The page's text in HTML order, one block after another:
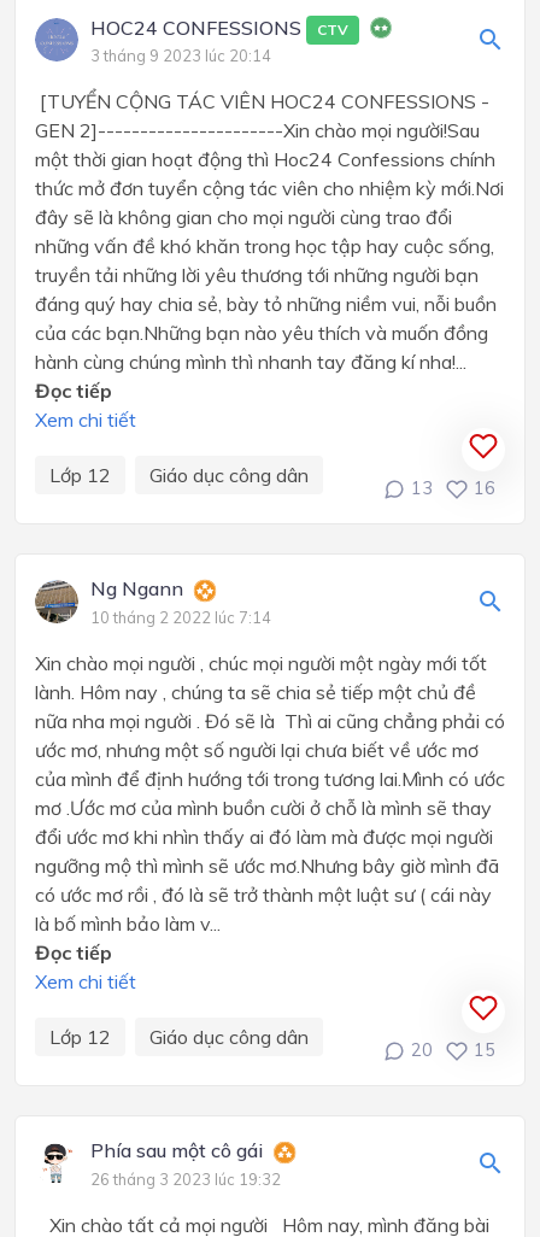
HOC24 CONFESSIONS CTV
3 tháng 9 2023 lúc 20:14
[TUYỂN CỘNG TÁC VIÊN HOC24 CONFESSIONS -
GEN 2]----------------------Xin chào mọi người!Sau
một thời gian hoạt động thì Hoc24 Confessions chính
thức mở đơn tuyển cộng tác viên cho nhiệm kỳ mới.Nơi
đây sẽ là không gian cho mọi người cùng trao đổi
những vấn đề khó khăn trong học tập hay cuộc sống,
truyền tải những lời yêu thương tới những người bạn
đáng quý hay chia sẻ, bày tỏ những niềm vui, nỗi buồn
của các bạn.Những bạn nào yêu thích và muốn đồng
hành cùng chúng mình thì nhanh tay đăng kí nha!...
Đọc tiếp
Xem chi tiết
Lớp 12 Giáo dục công dân
13 16
Ng Ngann
10 tháng 2 2022 lúc 7:14
Xin chào mọi người , chúc mọi người một ngày mới tốt
lành. Hôm nay , chúng ta sẽ chia sẻ tiếp một chủ đề
nữa nha mọi người . Đó sẽ là Thì ai cũng chẳng phải có
ước mơ, nhưng một số người lại chưa biết về ước mơ
của mình để định hướng tới trong tương lai.Mình có ước
mơ .Ước mơ của mình buồn cười ở chỗ là mình sẽ thay
đổi ước mơ khi nhìn thấy ai đó làm mà được mọi người
ngưỡng mộ thì mình sẽ ước mơ.Nhưng bây giờ mình đã
có ước mơ rồi , đó là sẽ trở thành một luật sư ( cái này
là bố mình bảo làm v...
Đọc tiếp
Xem chi tiết
Lớp 12 Giáo dục công dân
20 15
Phía sau một cô gái
26 tháng 3 2023 lúc 19:32
Xin chào tất cả mọi người Hôm nay, mình đăng bài